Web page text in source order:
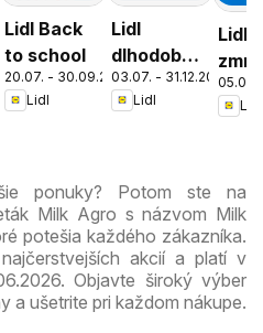
Lidl Back
to school
20.07. - 30.09.2026
Lidl
Lidl
dlhodobo
zlacnené
03.07. - 31.12.2026
Lidl
Lidl
05.05.
Lidl
ponuky? Potom ste na
Milk Agro s názvom Milk
potešia každého zákazníka.
akcií a platí v
Objavte široký výber
a ušetrite pri každom nákupe.